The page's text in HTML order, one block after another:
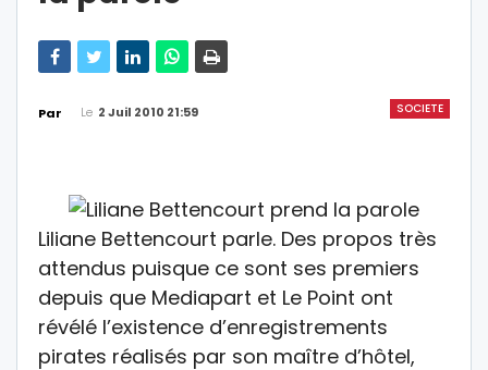
SOCIETE
Par Le 2 Juil 2010 21:59
Liliane Bettencourt parle. Des propos très
attendus puisque ce sont ses premiers
depuis que Mediapart et Le Point ont
révélé l’existence d’enregistrements
pirates réalisés par son maître d’hôtel,